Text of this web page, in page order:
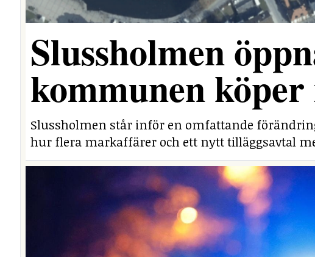
Slussholmen
kommunen
Slussholmen står inför en omfattande
hur flera markaffärer och ett nytt tilläggsavtal